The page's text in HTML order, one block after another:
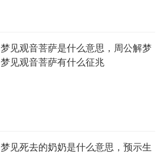
梦见观音菩萨是什么意思，周公解梦
梦见观音菩萨有什么征兆
梦见死去的奶奶是什么意思，预示生